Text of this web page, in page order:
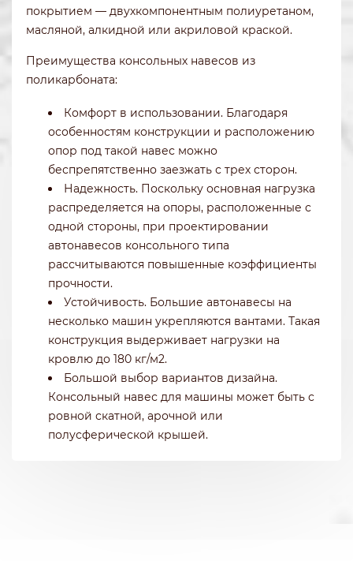
покрытием — двухкомпонентным полиуретаном,
масляной, алкидной или акриловой краской.
Преимущества консольных навесов из
поликарбоната:
Комфорт в использовании. Благодаря
особенностям конструкции и расположению
опор под такой навес можно
беспрепятственно заезжать с трех сторон.
Надежность. Поскольку основная нагрузка
распределяется на опоры, расположенные с
одной стороны, при проектировании
автонавесов консольного типа
рассчитываются повышенные коэффициенты
прочности.
Устойчивость. Большие автонавесы на
несколько машин укрепляются вантами. Такая
конструкция выдерживает нагрузки на
кровлю до 180 кг/м2.
Большой выбор вариантов дизайна.
Консольный навес для машины может быть с
ровной скатной, арочной или
полусферической крышей.